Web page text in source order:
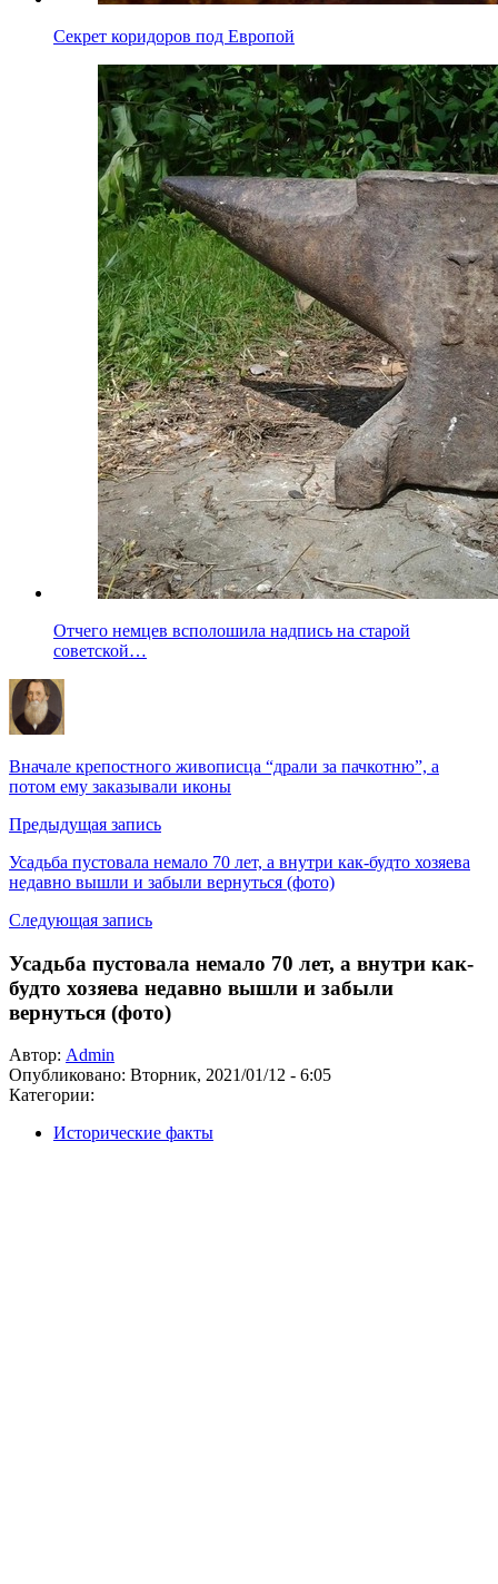
Секрет коридоров под Европой
Отчего немцев всполошила надпись на старой
советской…
Вначале крепостного живописца “драли за пачкотню”, а
потом ему заказывали иконы
Предыдущая запись
Усадьба пустовала немало 70 лет, а внутри как-будто хозяева
недавно вышли и забыли вернуться (фото)
Следующая запись
Усадьба пустовала немало 70 лет, а внутри как-
будто хозяева недавно вышли и забыли
вернуться (фото)
Автор: Admin
Опубликовано: Вторник, 2021/01/12 - 6:05
Категории:
Исторические факты